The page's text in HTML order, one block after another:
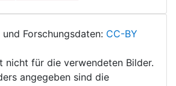
Forschungsdaten: CC-BY
nicht für die verwendeten Bilder.
angegeben sind die